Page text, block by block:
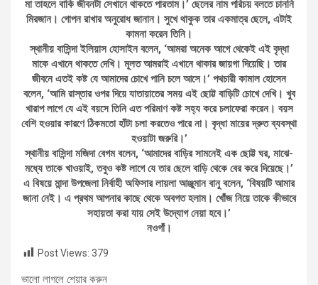
মা তাহলে বাকি জীবনটা সেখানে থাকতে পারতাম।’ ছেলের নাম পরিচয় বলতে চাননি
মিরজান। গোপন রাখার অনুরোধ জানান। সুখে থাকুক তার একমাত্র ছেলে, এটাই
কামনা করেন তিনি।
স্থানীয় বাসিন্দা ইলিয়াস হোসাইন বলেন, ‘আমরা অনেক আগে থেকেই এই বৃদ্ধা
মাকে এখানে থাকতে দেখি। মূলত আমরাই এখানে থাকার জায়গা দিয়েছি। তার
জীবনে এতই কষ্ট যে আমাদের চোখে পানি চলে আসে।’ পথচারী কামাল হোসেন
বলেন, ‘আমি রাস্তার ওপর দিয়ে যাতায়াতের সময় এই ছোট্ট বাড়িটি চোখে দেখি। খুব
খারাপ লাগে যে এই বয়সে তিনি এত পরিমাণ কষ্ট সহ্য করে চলাফেরা করেন। বয়স
বেশি হওয়ার কারণে ঠিকমতো হাঁটা চলা করতেও পারে না। বৃদ্ধা মায়ের দ্রুত ব্যবস্থা
হওয়াটা জরুরি।’
স্থানীয় বাসিন্দা মজিদা বেগম বলেন, ‘আমাদের বাড়ির সামনেই এক ছোট্ট ঘর, মাঝে-
মধ্যে তাকে খাওয়াই, তবুও কষ্ট লাগে যে তার ছেলে বাড়ি থেকে বের করে দিয়েছে।’
এ বিষয়ে মান্দা উপজেলা নির্বাহী অফিসার লায়লা আঞ্জুমান বানু বলেন, ‘বিষয়টি আমার
জানা নেই। এ প্রথম আপনার কাছে থেকে অবগত হলাম। খোঁজ নিয়ে তাকে কীভাবে
সহায়তা করা যায় সেই উদ্যোগ নেয়া হবে।’
নওগাঁ।
Post Views: 379
ভালো লাগলে শেয়ার করুন